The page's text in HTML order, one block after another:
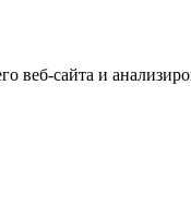
сайта и